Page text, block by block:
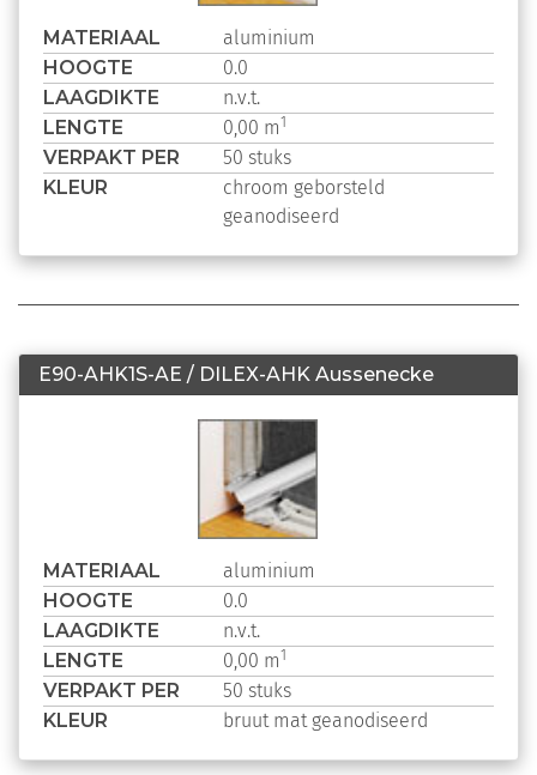
MATERIAAL aluminium
HOOGTE 0.0
LAAGDIKTE n.v.t.
LENGTE 0,00 m1
VERPAKT PER 50 stuks
KLEUR
chroom geborsteld
geanodiseerd
E90-AHK1S-AE / DILEX-AHK Aussenecke
MATERIAAL aluminium
HOOGTE 0.0
LAAGDIKTE n.v.t.
LENGTE 0,00 m1
VERPAKT PER 50 stuks
KLEUR bruut mat geanodiseerd